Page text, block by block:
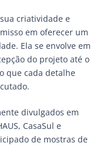
criatividade e
em oferecer um
Ela se envolve em
do projeto até o
que cada detalhe
divulgados em
CasaSul e
de mostras de